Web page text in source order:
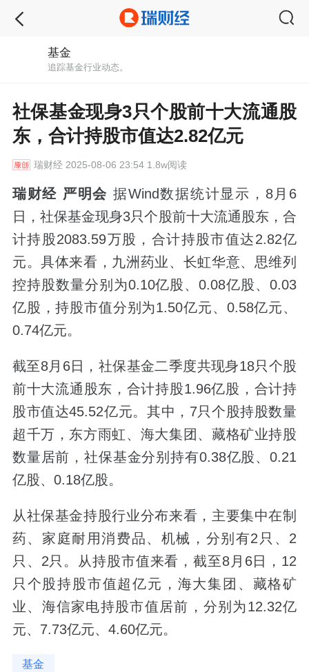
基金
追踪基金行业动态。
社保基金现身3只个股前十大流通股
东，合计持股市值达2.82亿元
瑞财经2025-08-06 23:54 1.8w阅读
瑞财经 严明会 据Wind数据统计显示，8月6
日，社保基金现身3只个股前十大流通股东，合
计持股2083.59万股，合计持股市值达2.82亿
元。具体来看，九洲药业、长虹华意、思维列
控持股数量分别为0.10亿股、0.08亿股、0.03
亿股，持股市值分别为1.50亿元、0.58亿元、
0.74亿元。
截至8月6日，社保基金二季度共现身18只个股
前十大流通股东，合计持股1.96亿股，合计持
股市值达45.52亿元。其中，7只个股持股数量
超千万，东方雨虹、海大集团、藏格矿业持股
数量居前，社保基金分别持有0.38亿股、0.21
亿股、0.18亿股。
从社保基金持股行业分布来看，主要集中在制
药、家庭耐用消费品、机械，分别有2只、2
只、2只。从持股市值来看，截至8月6日，12
只个股持股市值超亿元，海大集团、藏格矿
业、海信家电持股市值居前，分别为12.32亿
元、7.73亿元、4.60亿元。
基金